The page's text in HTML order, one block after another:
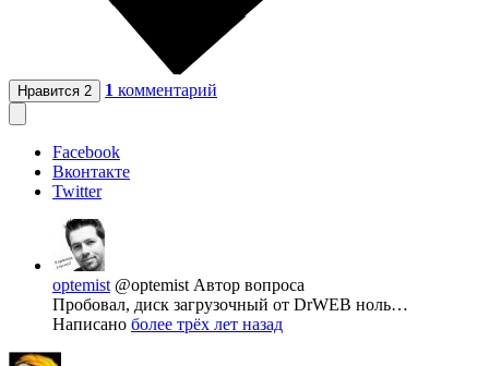
Нравится 2 1 комментарий
Facebook
Вконтакте
Twitter
optemist @optemist Автор вопроса
Пробовал, диск загрузочный от DrWEB ноль…
Написано более трёх лет назад